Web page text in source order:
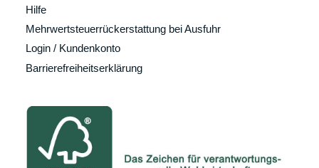
Hilfe
Mehrwertsteuerrückerstattung bei Ausfuhr
Login / Kundenkonto
Barrierefreiheitserklärung